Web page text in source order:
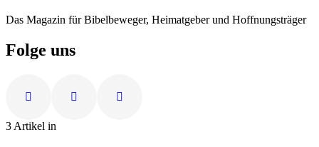
Das Magazin für Bibelbeweger, Heimatgeber und Hoffnungsträger
Folge uns
3 Artikel in